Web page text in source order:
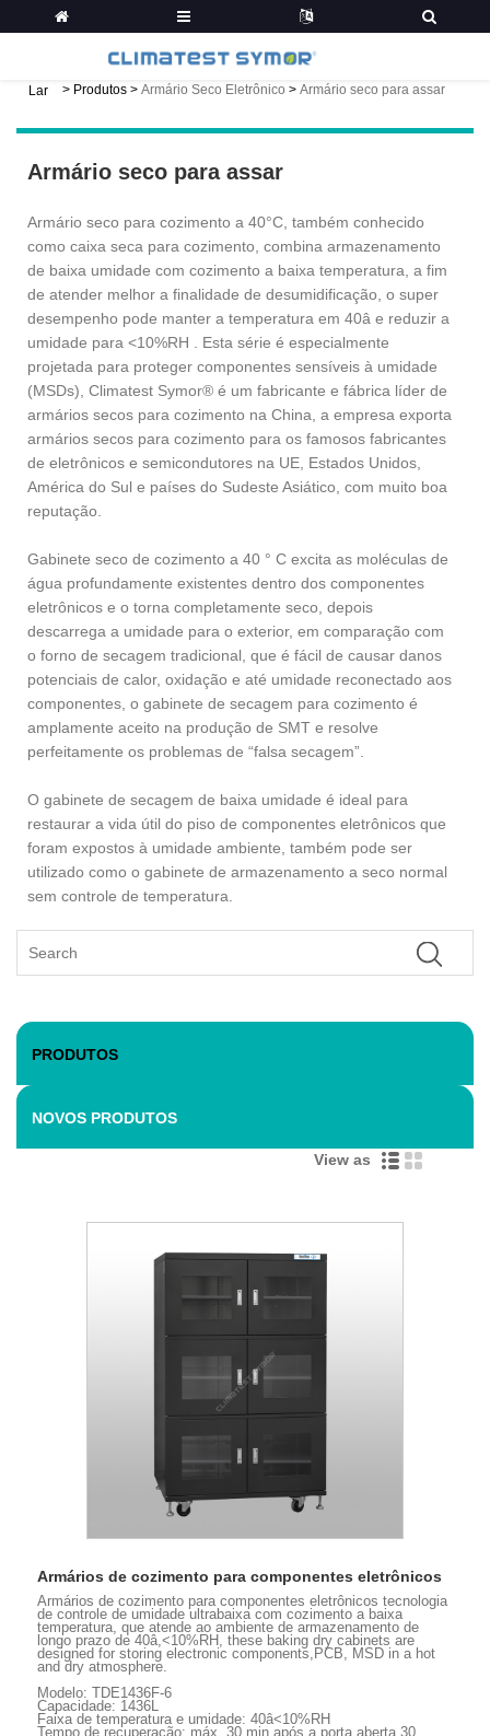
Lar > Produtos > Armário Seco Eletrônico > Armário seco para assar
Armário seco para assar
Armário seco para cozimento a 40°C, também conhecido
como caixa seca para cozimento, combina armazenamento
de baixa umidade com cozimento a baixa temperatura, a fim
de atender melhor a finalidade de desumidificação, o super
desempenho pode manter a temperatura em 40â e reduzir a
umidade para <10%RH . Esta série é especialmente
projetada para proteger componentes sensíveis à umidade
(MSDs), Climatest Symor® é um fabricante e fábrica líder de
armários secos para cozimento na China, a empresa exporta
armários secos para cozimento para os famosos fabricantes
de eletrônicos e semicondutores na UE, Estados Unidos,
América do Sul e países do Sudeste Asiático, com muito boa
reputação.
Gabinete seco de cozimento a 40 ° C excita as moléculas de
água profundamente existentes dentro dos componentes
eletrônicos e o torna completamente seco, depois
descarrega a umidade para o exterior, em comparação com
o forno de secagem tradicional, que é fácil de causar danos
potenciais de calor, oxidação e até umidade reconectado aos
componentes, o gabinete de secagem para cozimento é
amplamente aceito na produção de SMT e resolve
perfeitamente os problemas de “falsa secagem”.
O gabinete de secagem de baixa umidade é ideal para
restaurar a vida útil do piso de componentes eletrônicos que
foram expostos à umidade ambiente, também pode ser
utilizado como o gabinete de armazenamento a seco normal
sem controle de temperatura.
PRODUTOS
NOVOS PRODUTOS
View as
Armários de cozimento para componentes eletrônicos
Armários de cozimento para componentes eletrônicos tecnologia
de controle de umidade ultrabaixa com cozimento a baixa
temperatura, que atende ao ambiente de armazenamento de
longo prazo de 40â,<10%RH, these baking dry cabinets are
designed for storing electronic components,PCB, MSD in a hot
and dry atmosphere.
Modelo: TDE1436F-6
Capacidade: 1436L
Faixa de temperatura e umidade: 40â<10%RH
Tempo de recuperação: máx. 30 min após a porta aberta 30